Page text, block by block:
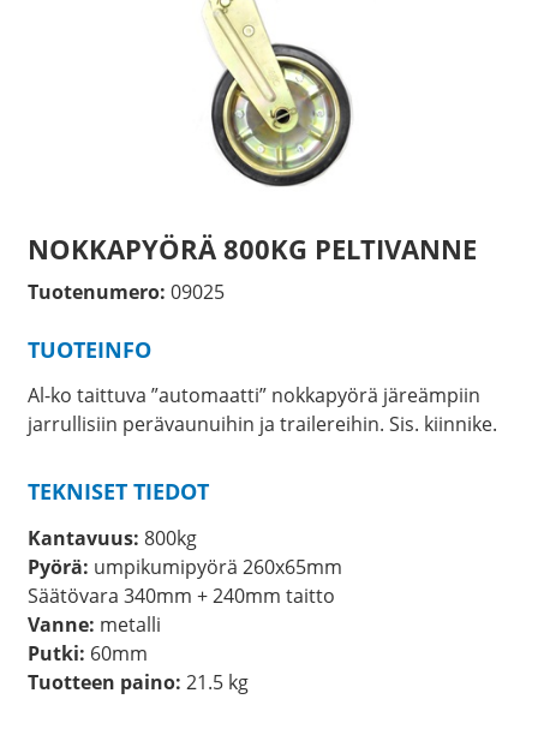
NOKKAPYÖRÄ 800KG PELTIVANNE
Tuotenumero: 09025
TUOTEINFO
Al-ko taittuva ”automaatti” nokkapyörä järeämpiin
jarrullisiin perävaunuihin ja trailereihin. Sis. kiinnike.
TEKNISET TIEDOT
Kantavuus: 800kg
Pyörä: umpikumipyörä 260x65mm
Säätövara 340mm + 240mm taitto
Vanne: metalli
Putki: 60mm
Tuotteen paino: 21.5 kg